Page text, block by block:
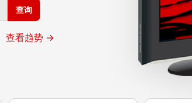
查询
查看趋势 →